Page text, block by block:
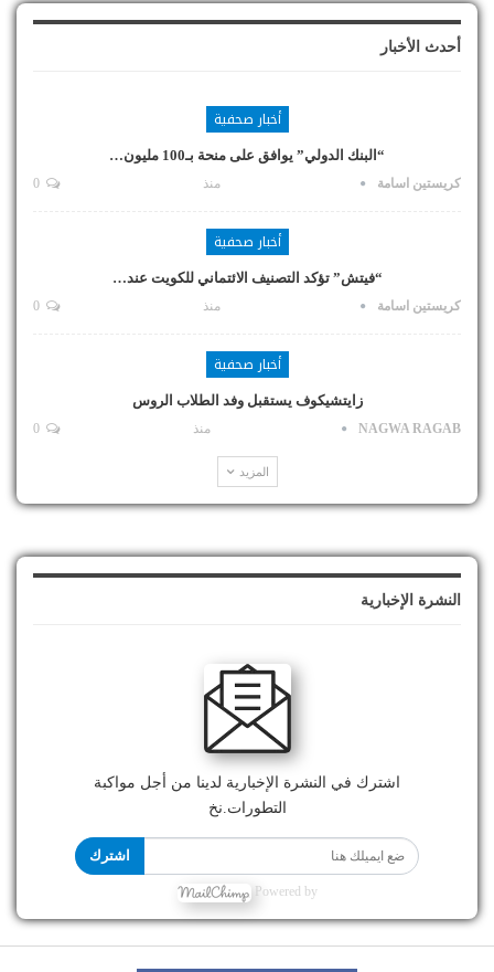
أحدث الأخبار
أخبار صحفية
“البنك الدولي” يوافق على منحة بـ100 مليون…
كريستين اسامة منذ
أخبار صحفية
“فيتش” تؤكد التصنيف الائتماني للكويت عند…
كريستين اسامة منذ
أخبار صحفية
زايتشيكوف يستقبل وفد الطلاب الروس
NAGWA RAGAB منذ
المزيد
النشرة الإخبارية
اشترك في النشرة الإخبارية لدينا من أجل مواكبة
التطورات.نخ
اشترك
Powered by